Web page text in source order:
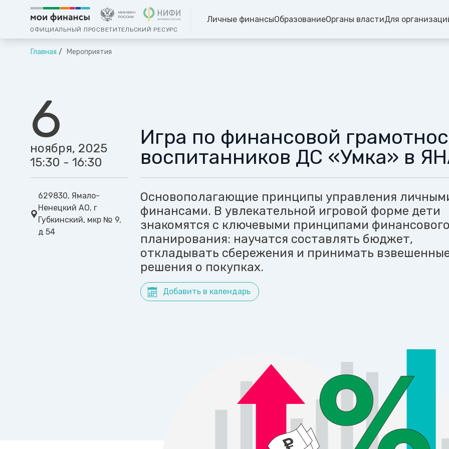
ОФИЦИАЛЬНЫЙ ПРОСВЕТИТЕЛЬСКИЙ РЕСУРС
Личные финансыОбразованиеОрганы властиДля
Главная Мероприятия
6
ноября, 2025
15:30 - 16:30
629830, Ямало-
Ненецкий АО, г
Губкинский, мкр № 9,
д 54
Игра по финансовой
воспитанников ДС «Умка» в
Основополагающие принципы управления
финансами. В увлекательной игровой форме дети
знакомятся с ключевыми принципами
планирования: научатся составлять бюджет,
откладывать сбережения и принимать
решения о покупках.
Добавить в календарь